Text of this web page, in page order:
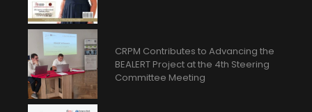
CRPM Contributes to Advancing the
BEALERT Project at the 4th Steering
Committee Meeting